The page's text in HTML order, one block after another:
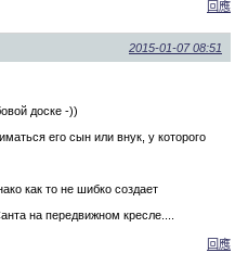
回應
2015-01-07 08:51
доске -))
его сын или внук, у которого
как то не шибко создает
на передвижном кресле....
回應